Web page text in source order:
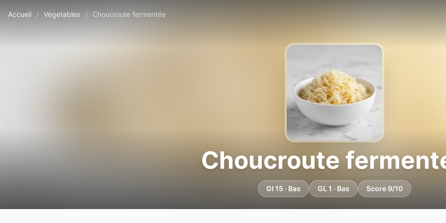
Accueil / Vegetables / Choucroute fermentée
Choucroute
GI 15 · Bas GL 1 · Bas Score 9/10